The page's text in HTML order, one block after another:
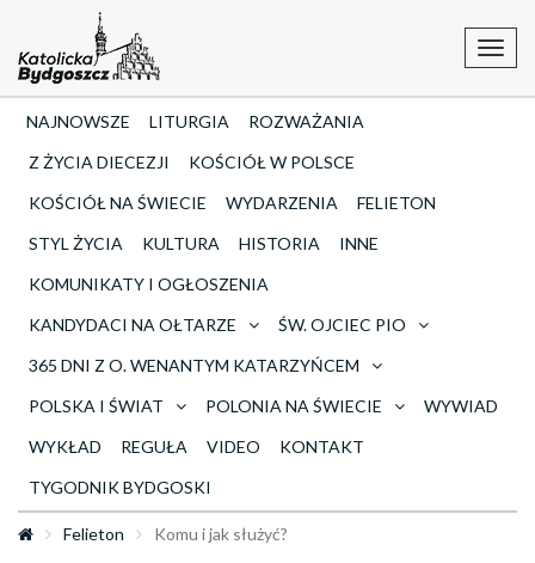
NAJNOWSZE LITURGIA
ROZWAŻANIA
Z ŻYCIA DIECEZJI
KOŚCIÓŁ W POLSCE
KOŚCIÓŁ NA ŚWIECIE
WYDARZENIA
FELIETON
STYL ŻYCIA
KULTURA HISTORIA
INNE
KOMUNIKATY I OGŁOSZENIA
KANDYDACI NA OŁTARZE
ŚW. OJCIEC PIO
365 DNI Z O. WENANTYM KATARZYŃCEM
POLSKA I ŚWIAT
POLONIA NA ŚWIECIE
WYWIAD
WYKŁAD
REGUŁA VIDEO
KONTAKT
TYGODNIK BYDGOSKI
Felieton Komu i jak służyć?